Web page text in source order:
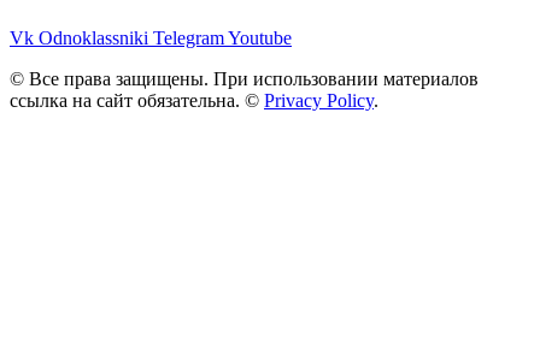
Vk Odnoklassniki TelegramYoutube
© Все права защищены. При использовании материалов
ссылка на сайт обязательна. © Privacy Policy.